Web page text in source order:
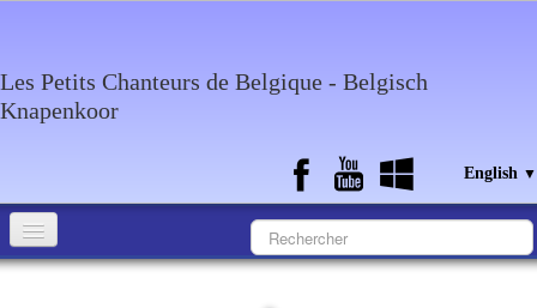
Les Petits Chanteurs de Belgique - Belgisch
Knapenkoor
English ▼